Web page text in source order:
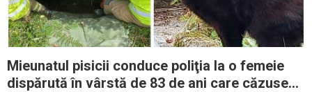
Mieunatul pisicii conduce poliţia la o femeie
dispărută în vârstă de 83 de ani care căzuse